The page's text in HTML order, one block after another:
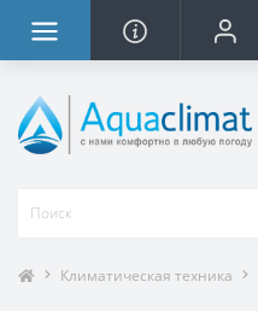
Климатическая техника